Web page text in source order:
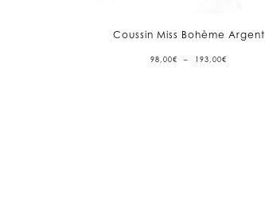
Coussin Miss Bohème Argent
98,00€ – 193,00€